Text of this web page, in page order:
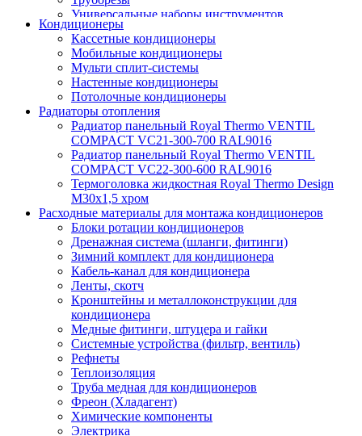
Универсальные наборы инструментов
Кондиционеры
Кассетные кондиционеры
Мобильные кондиционеры
Мульти сплит-системы
Настенные кондиционеры
Потолочные кондиционеры
Радиаторы отопления
Радиатор панельный Royal Thermo VENTIL
COMPACT VC21-300-700 RAL9016
Радиатор панельный Royal Thermo VENTIL
COMPACT VC22-300-600 RAL9016
Термоголовка жидкостная Royal Thermo Design
M30х1,5 хром
Расходные материалы для монтажа кондиционеров
Блоки ротации кондиционеров
Дренажная система (шланги, фитинги)
Зимний комплект для кондиционера
Кабель-канал для кондиционера
Ленты, скотч
Кронштейны и металлоконструкции для
кондиционера
Медные фитинги, штуцера и гайки
Системные устройства (фильтр, вентиль)
Рефнеты
Теплоизоляция
Труба медная для кондиционеров
Фреон (Хладагент)
Химические компоненты
Электрика